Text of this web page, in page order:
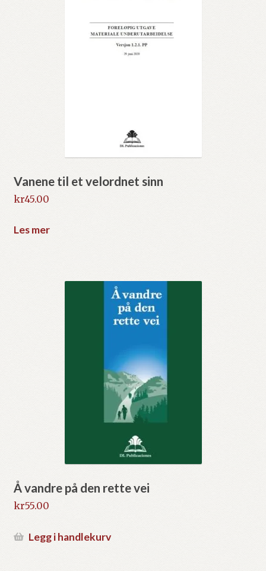
Vanene til et velordnet sinn
kr45.00
Les mer
Å vandre på den rette vei
kr55.00
Legg i handlekurv